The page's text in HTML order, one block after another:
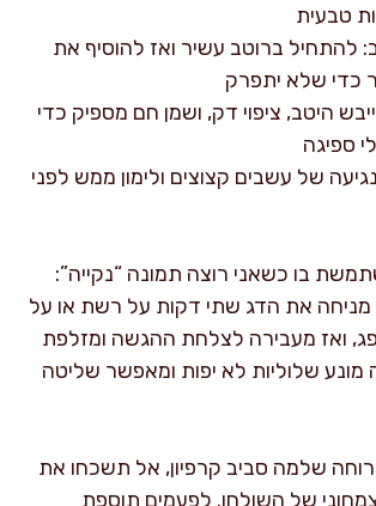
טבעית
להתחיל ברוטב עשיר ואז להוסיף את
כדי שלא יתפרק
היטב, ציפוי דק, ושמן חם מספיק כדי
ספיגה
של עשבים קצוצים ולימון ממש לפני
בו כשאני רוצה תמונה “נקייה”:
מניחה את הדג שתי דקות על רשת או על
ואז מעבירה לצלחת ההגשה ומזלפת
מונע שלוליות לא יפות ומאפשר שליטה
שלמה סביב קרפיון, אל תשכחו את
של השולחן. לפעמים תוספת